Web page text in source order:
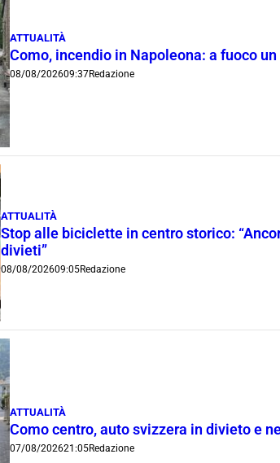
ATTUALITÀ
Como, incendio in Napoleona: a fuoco
08/08/202609:37Redazione
ATTUALITÀ
Stop alle biciclette in centro storico:
divieti”
08/08/202609:05Redazione
ATTUALITÀ
Como centro, auto svizzera in divieto e
07/08/202621:05Redazione